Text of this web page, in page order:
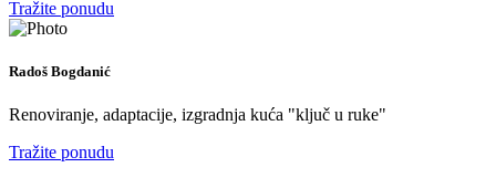
Tražite ponudu
Radoš Bogdanić
Renoviranje, adaptacije, izgradnja kuća "ključ u ruke"
Tražite ponudu